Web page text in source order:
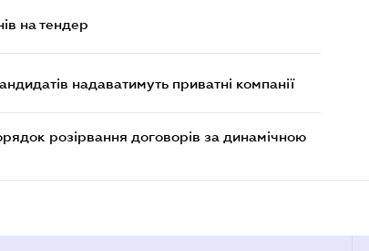
на тендер
надаватимуть приватні компанії
розірвання договорів за динамічною